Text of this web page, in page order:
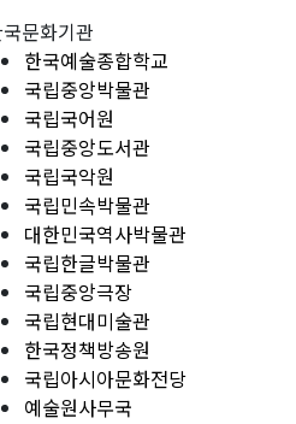
문화기관
한국예술종합학교
국립중앙박물관
국립국어원
국립중앙도서관
국립국악원
국립민속박물관
대한민국역사박물관
국립한글박물관
국립중앙극장
국립현대미술관
한국정책방송원
국립아시아문화전당
예술원사무국